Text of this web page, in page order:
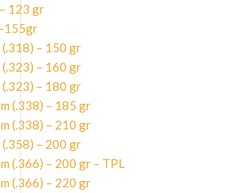
123 gr
155gr
(.318) – 150 gr
(.323) – 160 gr
(.323) – 180 gr
(.338) – 185 gr
(.338) – 210 gr
(.358) – 200 gr
(.366) – 200 gr – TPL
(.366) – 220 gr